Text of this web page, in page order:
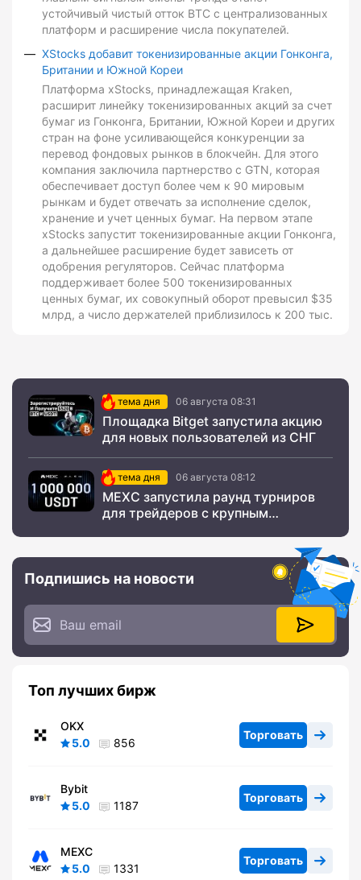
устойчивый чистый отток BTC с централизованных
платформ и расширение числа покупателей.
XStocks добавит токенизированные акции Гонконга,
Британии и Южной Кореи
Платформа xStocks, принадлежащая Kraken,
расширит линейку токенизированных акций за счет
бумаг из Гонконга, Британии, Южной Кореи и других
стран на фоне усиливающейся конкуренции за
перевод фондовых рынков в блокчейн. Для этого
компания заключила партнерство с GTN, которая
обеспечивает доступ более чем к 90 мировым
рынкам и будет отвечать за исполнение сделок,
хранение и учет ценных бумаг. На первом этапе
xStocks запустит токенизированные акции Гонконга,
а дальнейшее расширение будет зависеть от
одобрения регуляторов. Сейчас платформа
поддерживает более 500 токенизированных
ценных бумаг, их совокупный оборот превысил $35
млрд, а число держателей приблизилось к 200 тыс.
тема дня 06 августа 08:31
Площадка Bitget запустила акцию
для новых пользователей из СНГ
тема дня 06 августа 08:12
MEXC запустила раунд турниров
для трейдеров с крупным
Подпишись на новости
Топ лучших бирж
OKX
5.0
856
Торговать
Bybit
5.0
1187
Торговать
MEXC
5.0
1331
Торговать